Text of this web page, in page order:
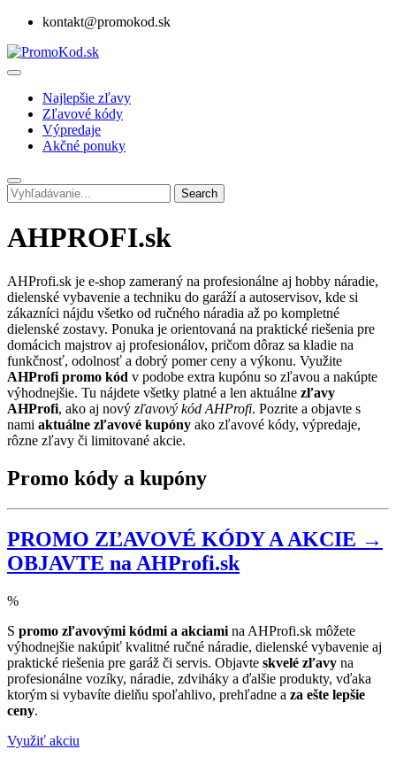
kontakt@promokod.sk
Najlepšie zľavy
Zľavové kódy
Výpredaje
Akčné ponuky
Search
AHPROFI.sk
AHProfi.sk je e-shop zameraný na profesionálne aj hobby náradie,
dielenské vybavenie a techniku do garáží a autoservisov, kde si
zákazníci nájdu všetko od ručného náradia až po kompletné
dielenské zostavy. Ponuka je orientovaná na praktické riešenia pre
domácich majstrov aj profesionálov, pričom dôraz sa kladie na
funkčnosť, odolnosť a dobrý pomer ceny a výkonu. Využite
AHProfi promo kód v podobe extra kupónu so zľavou a nakúpte
výhodnejšie. Tu nájdete všetky platné a len aktuálne zľavy
AHProfi, ako aj nový zľavový kód AHProfi. Pozrite a objavte s
nami aktuálne zľavové kupóny ako zľavové kódy, výpredaje,
rôzne zľavy či limitované akcie.
Promo kódy a kupóny
PROMO ZĽAVOVÉ KÓDY A AKCIE →
OBJAVTE na AHProfi.sk
%
S promo zľavovými kódmi a akciami na AHProfi.sk môžete
výhodnejšie nakúpiť kvalitné ručné náradie, dielenské vybavenie aj
praktické riešenia pre garáž či servis. Objavte skvelé zľavy na
profesionálne vozíky, náradie, zdviháky a ďalšie produkty, vďaka
ktorým si vybavíte dielňu spoľahlivo, prehľadne a za ešte lepšie
ceny.
Využiť akciu